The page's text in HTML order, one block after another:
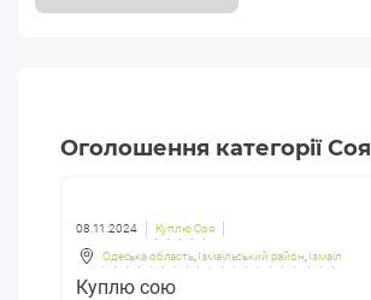
Оголошення категорії Соя
08.11.2024 Куплю Соя
Одеська область, Ізмаїльський район Ізмаїл
Куплю сою